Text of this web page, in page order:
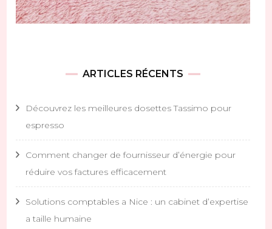
ARTICLES RÉCENTS
Découvrez les meilleures dosettes Tassimo pour
espresso
Comment changer de fournisseur d’énergie pour
réduire vos factures efficacement
Solutions comptables a Nice : un cabinet d’expertise
a taille humaine